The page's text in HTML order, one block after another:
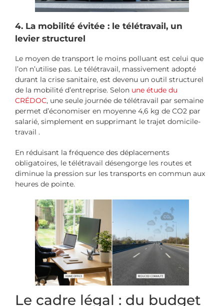
4. La mobilité évitée : le télétravail, un
levier structurel
Le moyen de transport le moins polluant est celui que
l’on n’utilise pas. Le télétravail, massivement adopté
durant la crise sanitaire, est devenu un outil structurel
de la mobilité d’entreprise. Selon une étude du
CRÉDOC, une seule journée de télétravail par semaine
permet d’économiser en moyenne 4,6 kg de CO2 par
salarié, simplement en supprimant le trajet domicile-
travail .
En réduisant la fréquence des déplacements
obligatoires, le télétravail désengorge les routes et
diminue la pression sur les transports en commun aux
heures de pointe.
Le cadre légal : du budget